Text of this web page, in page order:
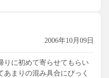
2006年10月09日
りに初めて寄らせてもらい
まりの混み具合にびっく